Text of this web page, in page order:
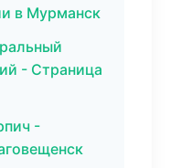
в Мурманск
- Страница
-